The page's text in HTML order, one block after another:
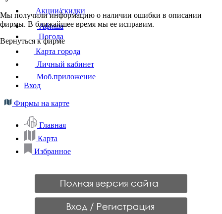
Мы получили информацию о наличии ошибки в описании
фирмы. В ближайшее время мы ее исправим.
Вернуться к фирме
Акции/скидки
Афиша
Погода
Карта города
Личный кабинет
Моб.приложение
Вход
Фирмы на карте
Главная
Карта
Избранное